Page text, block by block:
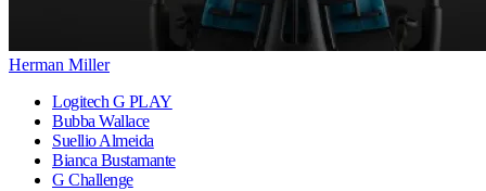
Herman Miller
Logitech G PLAY
Bubba Wallace
Suellio Almeida
Bianca Bustamante
G Challenge